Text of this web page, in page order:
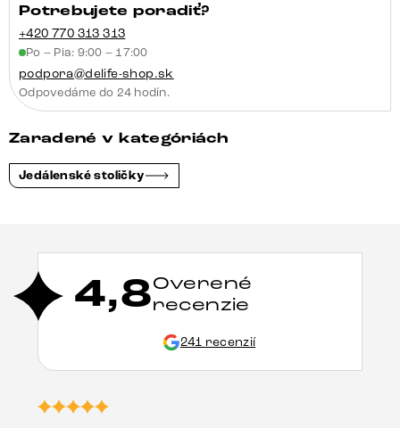
Potrebujete poradiť?
+420 770 313 313
Po – Pia: 9:00 – 17:00
podpora@delife-shop.sk
Odpovedáme do 24 hodín.
Zaradené v kategóriách
Jedálenské stoličky
4,8Overené
recenzie
241 recenzií